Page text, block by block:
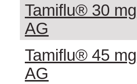
Tamiflu® 30
AG
Tamiflu® 45
AG